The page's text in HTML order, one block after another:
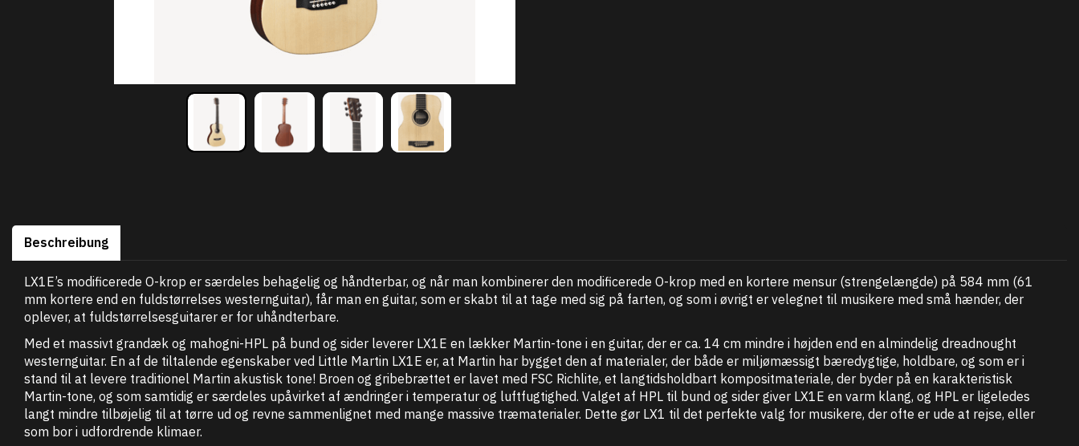
Beschreibung
LX1E’s modificerede O-krop er særdeles behagelig og håndterbar, og når man kombinerer den modificerede O-krop med en kortere mensur (strengelængde) på 584 mm (61
mm kortere end en fuldstørrelses westernguitar), får man en guitar, som er skabt til at tage med sig på farten, og som i øvrigt er velegnet til musikere med små hænder, der
oplever, at fuldstørrelsesguitarer er for uhåndterbare.
Med et massivt grandæk og mahogni-HPL på bund og sider leverer LX1E en lækker Martin-tone i en guitar, der er ca. 14 cm mindre i højden end en almindelig dreadnought
westernguitar. En af de tiltalende egenskaber ved Little Martin LX1E er, at Martin har bygget den af materialer, der både er miljømæssigt bæredygtige, holdbare, og som er i
stand til at levere traditionel Martin akustisk tone! Broen og gribebrættet er lavet med FSC Richlite, et langtidsholdbart kompositmateriale, der byder på en karakteristisk
Martin-tone, og som samtidig er særdeles upåvirket af ændringer i temperatur og luftfugtighed. Valget af HPL til bund og sider giver LX1E en varm klang, og HPL er ligeledes
langt mindre tilbøjelig til at tørre ud og revne sammenlignet med mange massive træmaterialer. Dette gør LX1 til det perfekte valg for musikere, der ofte er ude at rejse, eller
som bor i udfordrende klimaer.